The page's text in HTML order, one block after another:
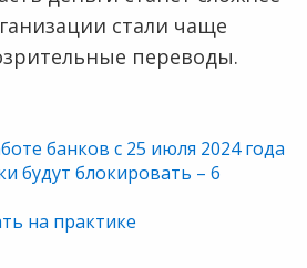
стали чаще
переводы.
банков с 25 июля 2024 года
будут блокировать – 6
на практике